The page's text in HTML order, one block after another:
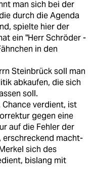
man sich bei der
durch die Agenda
spielte hier der
ein "Herr Schröder -
in den
Steinbrück soll man
abkaufen, die sich
soll.
Chance verdient, ist
gegen eine
auf die Fehler der
macht-
sich des
bislang mit